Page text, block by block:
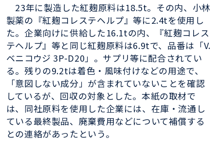
23年に製造した紅麹原料は18.5t。その内、小林
製薬の『紅麹コレステヘルプ』等に2.4tを使用し
た。企業向けに供給した16.1tの内、『紅麹コレス
テヘルプ』等と同じ紅麹原料は6.9tで、品番は「V.
ベニコウジ 3P-D20」。サプリ等に配合されてい
る。残りの9.2tは着色・風味付けなどの用途で、
「意図しない成分」が含まれていないことを確認
しているが、回収の対象とした。本紙の取材で
は、同社原料を使用した企業には、在庫・流通し
ている最終製品、廃棄費用などについて補償する
との連絡があったという。